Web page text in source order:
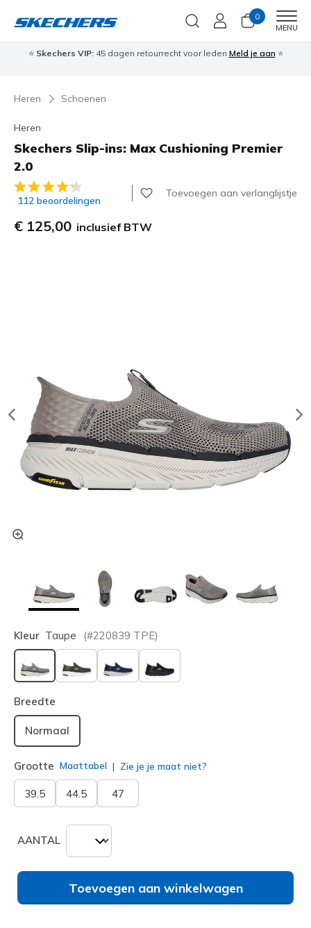
0
MENU
⭐ Skechers VIP:45 dagen retourrecht voor leden Meld je aan ⭐
Heren Schoenen
Heren
Skechers Slip-ins: Max Cushioning Premier
2.0
4,1 van de 5 klantbeoordelingen
112 beoordelingen
Toevoegen aan verlanglijstje
€ 125,00 inclusief BTW
Kleur Taupe (#220839 TPE)
geselecteerd
Breedte
Normaal
Grootte Maattabel Zie je je maat niet?
39.5 44.5 47
AANTAL
Toevoegen aan winkelwagen